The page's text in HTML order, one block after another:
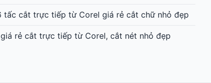
tấc cắt trực tiếp từ Corel giá rẻ cắt chữ nhỏ đẹp
rẻ cắt trực tiếp từ Corel, cắt nét nhỏ đẹp